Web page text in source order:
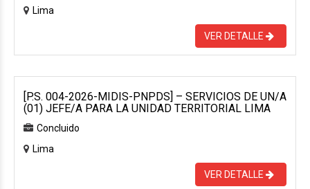
Lima
VER DETALLE
[P.S. 004-2026-MIDIS-PNPDS] – SERVICIOS DE UN/A
(01) JEFE/A PARA LA UNIDAD TERRITORIAL LIMA
Concluido
Lima
VER DETALLE